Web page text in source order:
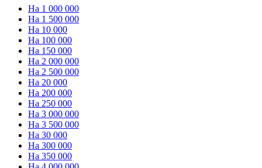
На 1 000 000
На 1 500 000
На 10 000
На 100 000
На 150 000
На 2 000 000
На 2 500 000
На 20 000
На 200 000
На 250 000
На 3 000 000
На 3 500 000
На 30 000
На 300 000
На 350 000